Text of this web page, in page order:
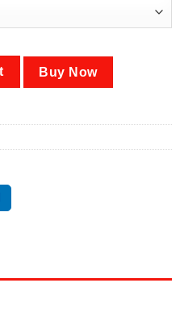
Buy Now